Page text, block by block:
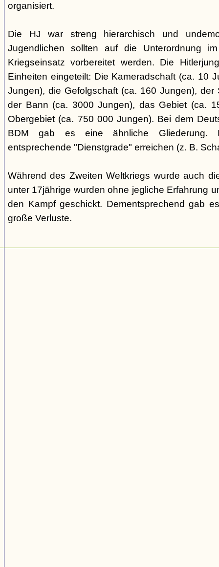
organisiert.
Die HJ war streng hierarchisch und
Jugendlichen sollten auf die Unterordnung
Kriegseinsatz vorbereitet werden. Die
Einheiten eingeteilt: Die Kameradschaft (ca. 10
Jungen), die Gefolgschaft (ca. 160 Jungen), der
der Bann (ca. 3000 Jungen), das Gebiet (ca.
Obergebiet (ca. 750 000 Jungen). Bei dem
BDM gab es eine ähnliche Gliederung.
entsprechende "Dienstgrade" erreichen (z. B.
Während des Zweiten Weltkriegs wurde auch
unter 17jährige wurden ohne jegliche Erfahrung
den Kampf geschickt. Dementsprechend gab
große Verluste.